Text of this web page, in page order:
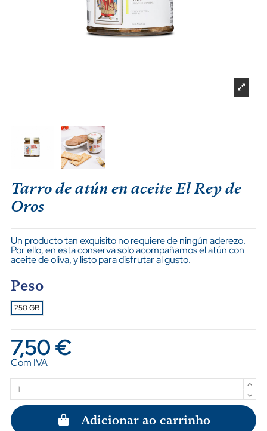
Tarro de atún en aceite El Rey de
Oros
Un producto tan exquisito no requiere de ningún aderezo.
Por ello, en esta conserva solo acompañamos el atún con
aceite de oliva, y listo para disfrutar al gusto.
Peso
250 GR
7,50 €
Com IVA
Adicionar ao carrinho